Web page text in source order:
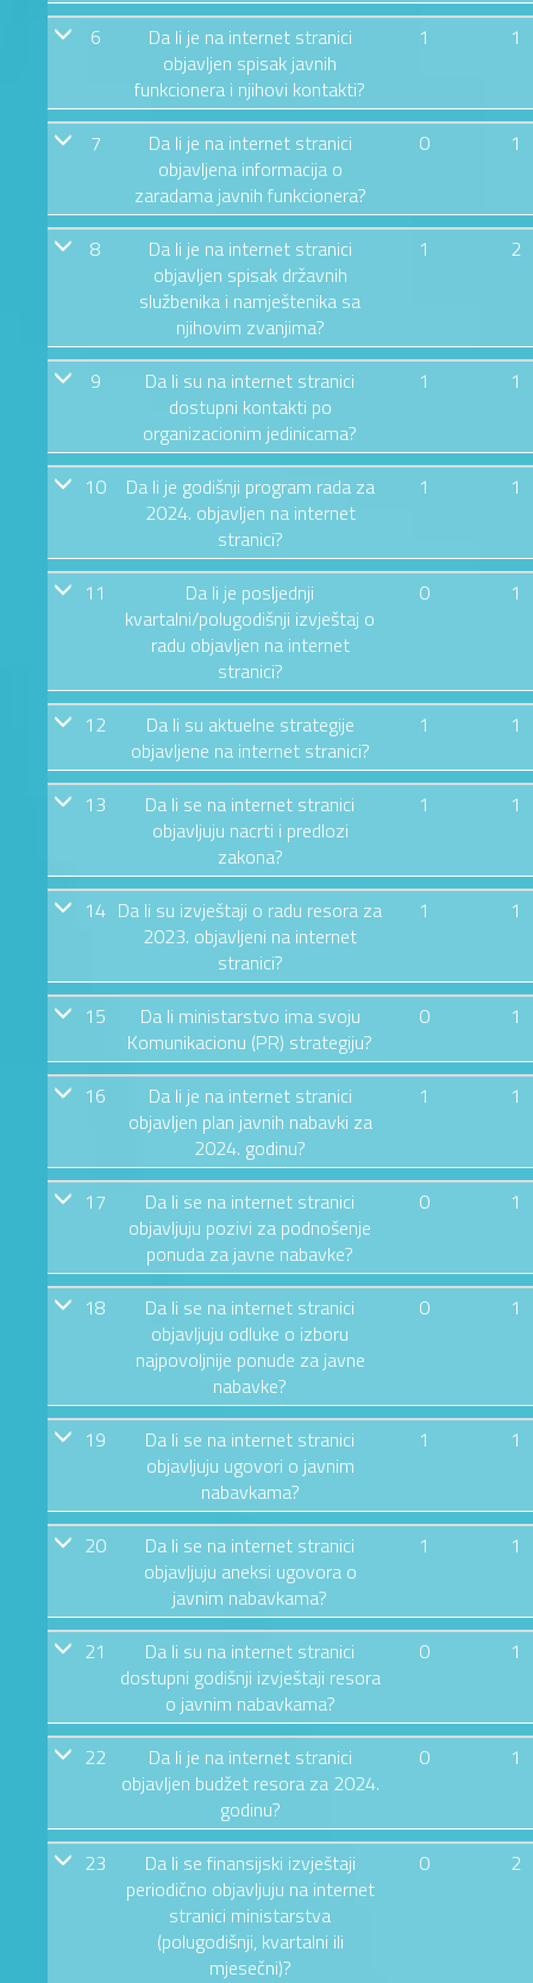
6
Da li je na internet stranici
objavljen spisak javnih
funkcionera i njihovi kontakti?
1 1
7
Da li je na internet stranici
objavljena informacija o
zaradama javnih funkcionera?
0 1
8
Da li je na internet stranici
objavljen spisak državnih
službenika i namještenika sa
njihovim zvanjima?
1 2
9
Da li su na internet stranici
dostupni kontakti po
organizacionim jedinicama?
1 1
10
Da li je godišnji program rada za
2024. objavljen na internet
stranici?
1 1
11
Da li je posljednji
kvartalni/polugodišnji izvještaj o
radu objavljen na internet
stranici?
0 1
12
Da li su aktuelne strategije
objavljene na internet stranici?
1 1
13
Da li se na internet stranici
objavljuju nacrti i predlozi
zakona?
1 1
14 Da li su izvještaji o radu resora za
2023. objavljeni na internet
stranici?
1 1
15
Da li ministarstvo ima svoju
Komunikacionu (PR) strategiju?
0 1
16
Da li je na internet stranici
objavljen plan javnih nabavki za
2024. godinu?
1 1
17
Da li se na internet stranici
objavljuju pozivi za podnošenje
ponuda za javne nabavke?
0 1
18
Da li se na internet stranici
objavljuju odluke o izboru
najpovoljnije ponude za javne
nabavke?
0 1
19
Da li se na internet stranici
objavljuju ugovori o javnim
nabavkama?
1 1
20
Da li se na internet stranici
objavljuju aneksi ugovora o
javnim nabavkama?
1 1
21
Da li su na internet stranici
dostupni godišnji izvještaji resora
o javnim nabavkama?
0 1
22
Da li je na internet stranici
objavljen budžet resora za 2024.
godinu?
0 1
23
Da li se finansijski izvještaji
periodično objavljuju na internet
stranici ministarstva
(polugodišnji, kvartalni ili
mjesečni)?
0 2